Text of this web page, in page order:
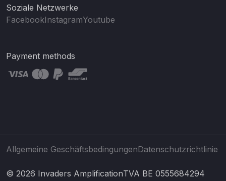
Soziale Netzwerke
FacebookInstagramYoutube
Payment methods
Allgemeine GeschäftsbedingungenDatenschutzrichtlinie
© 2026 Invaders AmplificationTVA BE 0555684294